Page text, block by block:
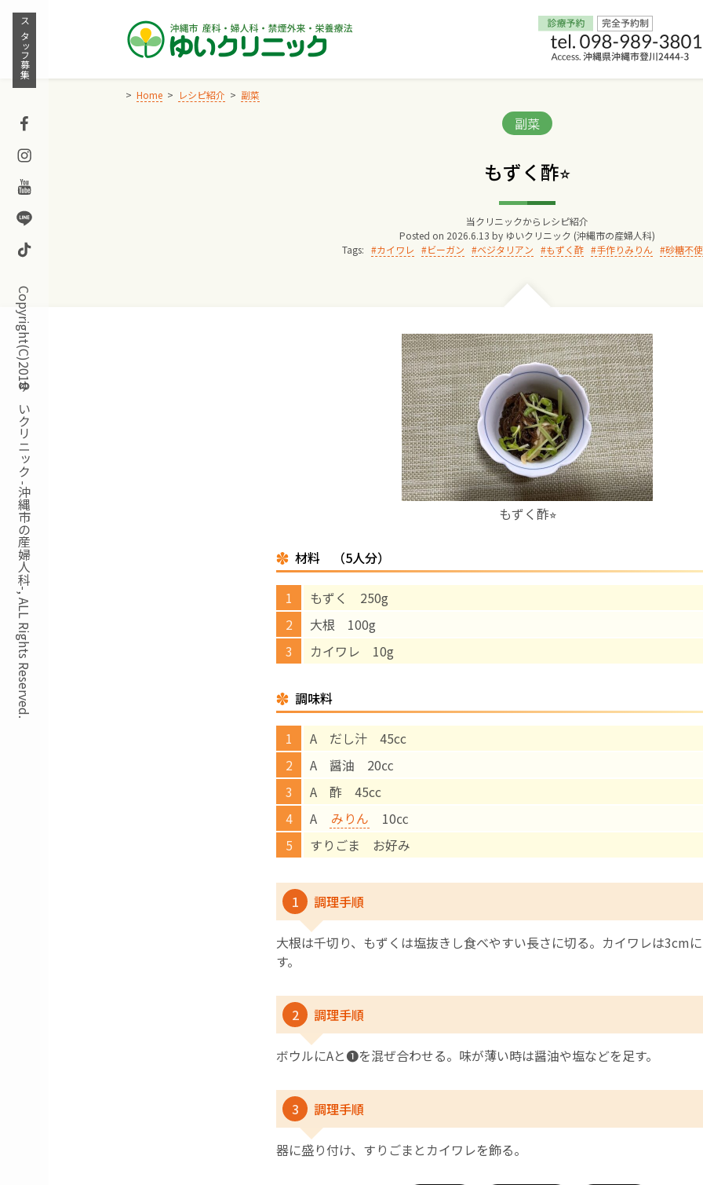
Skip
content
スタッフ募集
Facebook
Instagram
Youtube
Line
TikTok
Copyright(C)2018ゆいクリニック -沖縄市の産婦人科-, ALL Rights Reserved.
Home レシピ紹介 副菜
Categories:
副菜
もずく酢⭐︎
当クリニックからレシピ紹介
Posted on 2026.6.13 by ゆいクリニック (沖縄市の産婦人科)
Tags:
カイワレ ビーガン ベジタリアン もずく酢 手作りみりん 砂糖不
もずく酢⭐︎
材料 （5人分）
もずく 250g
大根 100g
カイワレ 10g
調味料
A だし汁 45cc
A 醤油 20㏄
A 酢 45cc
A
みりん 10㏄
すりごま お好み
1 調理手順
大根は千切り、もずくは塩抜きし食べやすい長さに切る。カイワレは3cm
す。
2 調理手順
ボウルにAと❶を混ぜ合わせる。味が薄い時は醤油や塩などを足す。
3 調理手順
器に盛り付け、すりごまとカイワレを飾る。
Home
交通アクセス
院長からのごあいさつ
ゆいクリニックの経営理念
診療料金
妊婦健診
お産について
親と子の結びつき支援
母乳育児
予防接種
‘さんルーム’ でさまざまな講座・クラス
遠方にお住まいで当院での出産を希望される方へ